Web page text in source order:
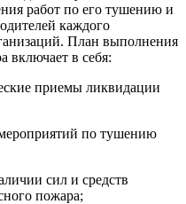
работ по его тушению и
каждого
План выполнения
включает в себя:
приемы ликвидации
по тушению
сил и средств
пожара;